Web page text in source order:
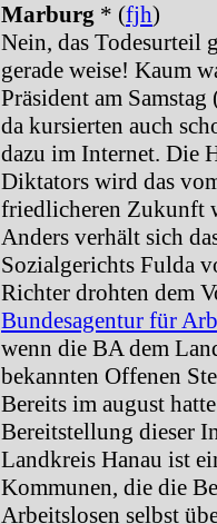
Marburg * (fjh)
Nein, das Todesurteil
gerade weise! Kaum
Präsident am
da kursierten auch
dazu im Internet. Die
Diktators wird das
friedlicheren Zukunft
Anders verhält sich
Sozialgerichts Fulda
Richter drohten dem
Bundesagentur für
wenn die BA dem
bekannten Offenen
Bereits im august
Bereitstellung dieser
Landkreis Hanau ist
Kommunen, die die
Arbeitslosen selbst